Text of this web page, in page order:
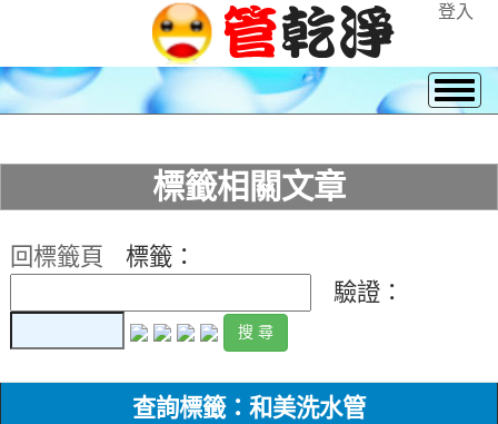
登入
標籤相關文章
回標籤頁
標籤：
驗證：
查詢標籤：和美洗水管